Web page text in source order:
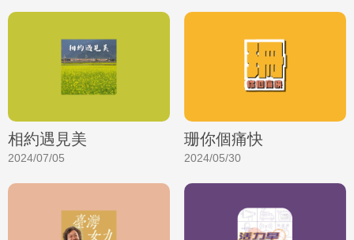
相約遇見美
2024/07/05
珊你個痛快
2024/05/30